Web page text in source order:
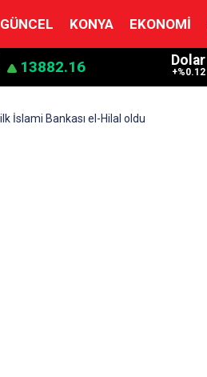
GÜNCEL KONYA EKONOMI
13882.16 Dolar
+%0.12
İslami Bankası el-Hilal oldu